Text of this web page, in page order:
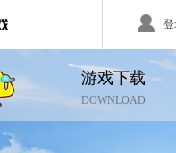
登
特色游戏
勇士无双
游戏下载
DOWNLOAD